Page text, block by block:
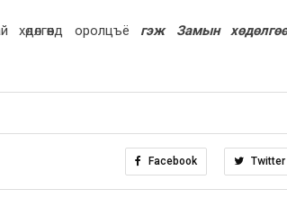
хөдөлгөөнд оролцъё гэж Замын
Facebook Twitter